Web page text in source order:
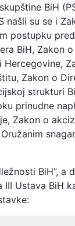
BiH
našli su se i
postupku
BiH, Zakon o
Zakon o
strukturi
prinudne
Zakon o
BiH”, a
III Ustava BiH